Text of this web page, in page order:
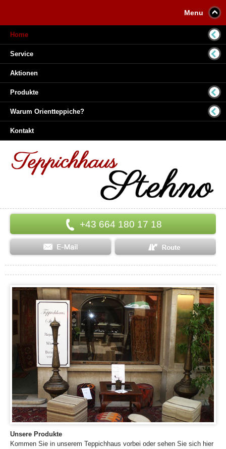
Menu
Home
Service
Aktionen
Produkte
Warum Orientteppiche?
Kontakt
+43 664 180 17 18
Unsere Produkte
Kommen Sie in unserem Teppichhaus vorbei oder sehen Sie sich hier